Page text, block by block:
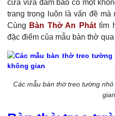
cửa vừa đảm bảo có một
trang trọng luôn là vấn đề mà
Cùng Bàn Thờ An Pháttìm
đặc điểm của mẫu bàn thờ
Các mẫu bàn thờ treo tường
gian